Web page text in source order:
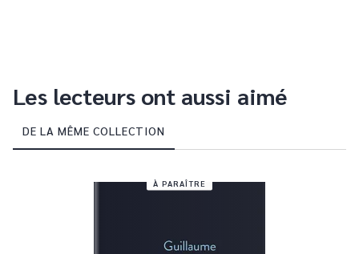
Les lecteurs ont aussi aimé
DE LA MÊME COLLECTION
À PARAÎTRE